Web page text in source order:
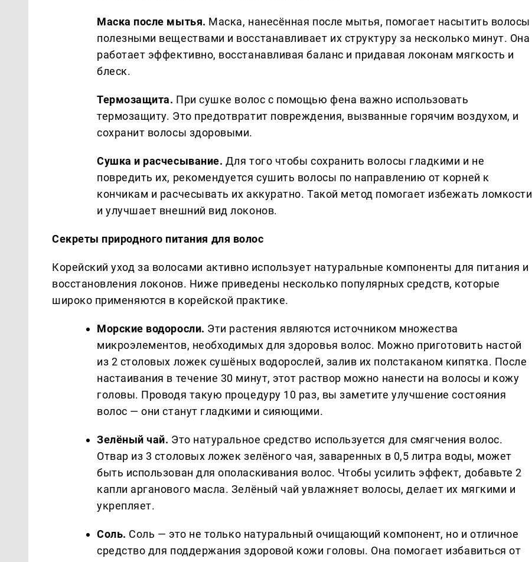
Маска после мытья. Маска, нанесённая после мытья, помогает насытить волосы
полезными веществами и восстанавливает их структуру за несколько минут. Она
работает эффективно, восстанавливая баланс и придавая локонам мягкость и
блеск.
Термозащита. При сушке волос с помощью фена важно использовать
термозащиту. Это предотвратит повреждения, вызванные горячим воздухом, и
сохранит волосы здоровыми.
Сушка и расчесывание. Для того чтобы сохранить волосы гладкими и не
повредить их, рекомендуется сушить волосы по направлению от корней к
кончикам и расчесывать их аккуратно. Такой метод помогает избежать ломкости
и улучшает внешний вид локонов.
Секреты природного питания для волос
Корейский уход за волосами активно использует натуральные компоненты для питания и
восстановления локонов. Ниже приведены несколько популярных средств, которые
широко применяются в корейской практике.
Морские водоросли. Эти растения являются источником множества
микроэлементов, необходимых для здоровья волос. Можно приготовить настой
из 2 столовых ложек сушёных водорослей, залив их полстаканом кипятка. После
настаивания в течение 30 минут, этот раствор можно нанести на волосы и кожу
головы. Проводя такую процедуру 10 раз, вы заметите улучшение состояния
волос — они станут гладкими и сияющими.
Зелёный чай. Это натуральное средство используется для смягчения волос.
Отвар из 3 столовых ложек зелёного чая, заваренных в 0,5 литра воды, может
быть использован для ополаскивания волос. Чтобы усилить эффект, добавьте 2
капли арганового масла. Зелёный чай увлажняет волосы, делает их мягкими и
укрепляет.
Соль. Соль — это не только натуральный очищающий компонент, но и отличное
средство для поддержания здоровой кожи головы. Она помогает избавиться от